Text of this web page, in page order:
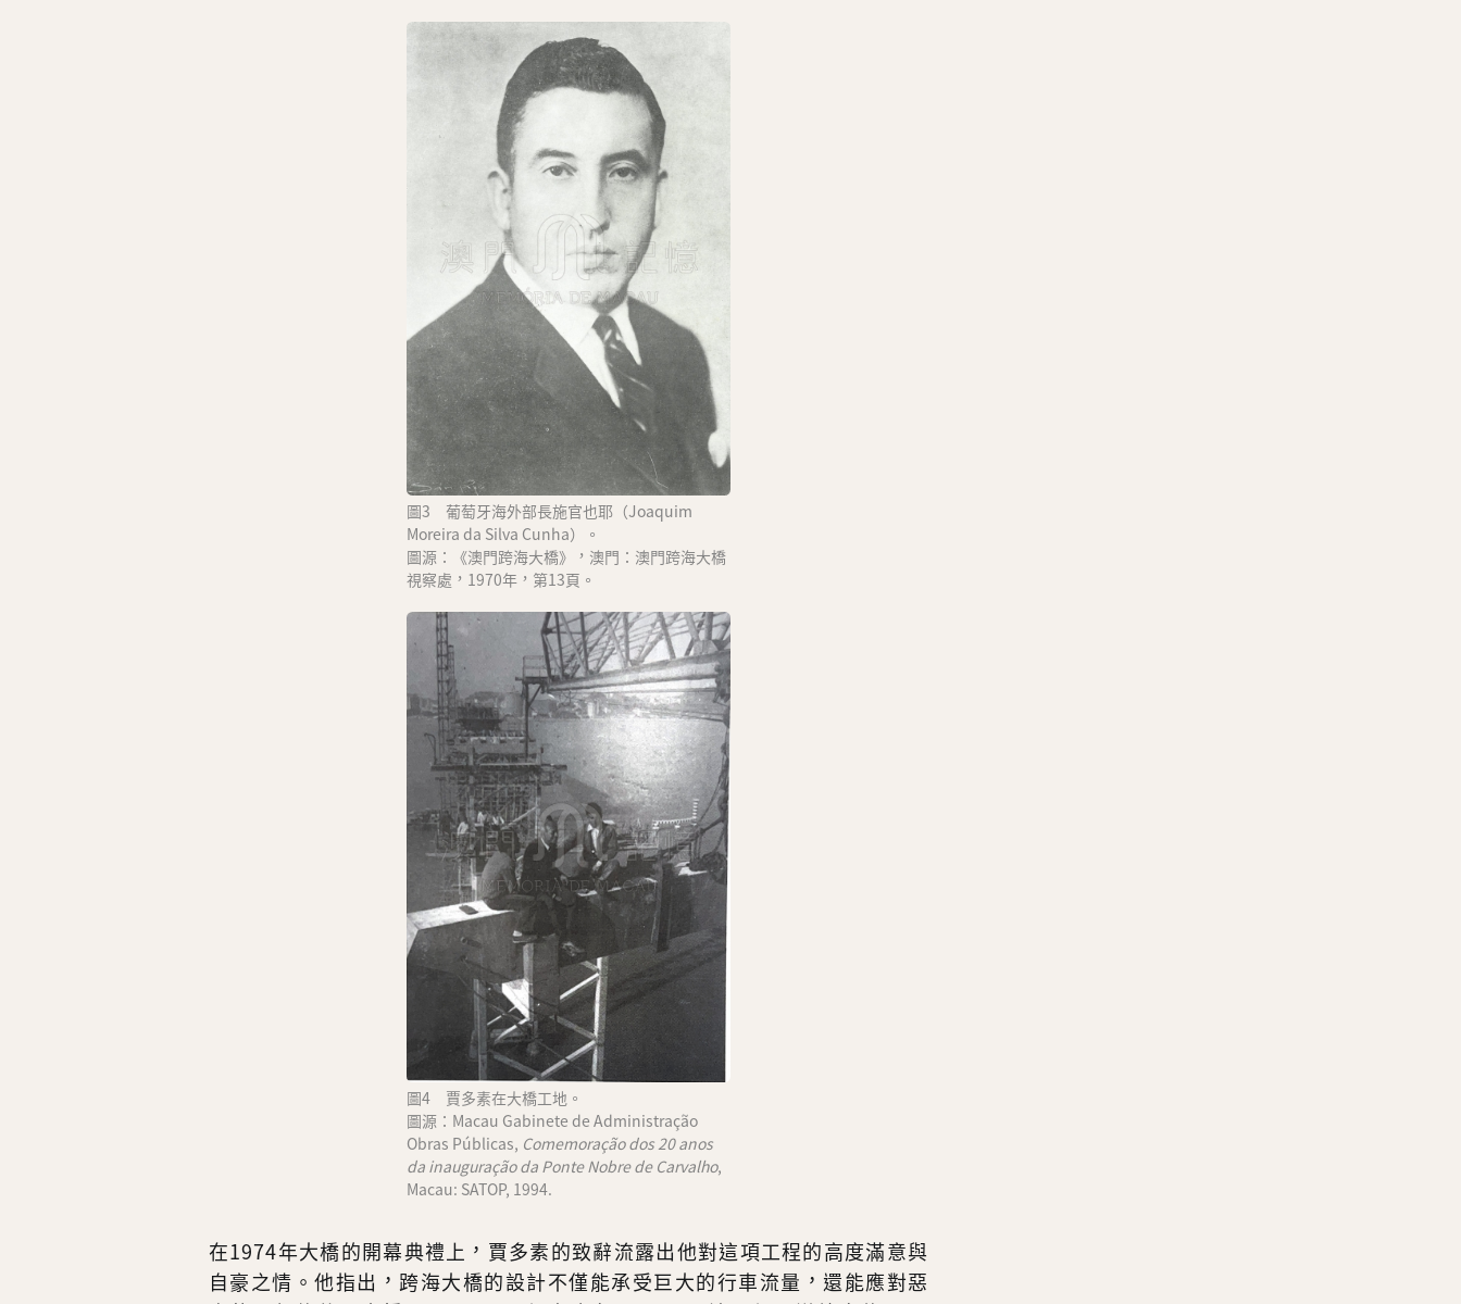
圖3 葡萄牙海外部長施官也耶（Joaquim
Moreira da Silva Cunha）。
圖源：《澳門跨海大橋》，澳門：澳門跨海大橋
視察處，1970年，第13頁。
圖4 賈多素在大橋工地。
圖源：Macau Gabinete de Administração
Obras Públicas,
Comemoração dos 20 anos
da inauguração da Ponte Nobre de Carvalho,
Macau: SATOP, 1994.
在1974年大橋的開幕典禮上，賈多素的致辭流露出他對這項工程的高度滿意與
自豪之情。他指出，跨海大橋的設計不僅能承受巨大的行車流量，還能應對惡